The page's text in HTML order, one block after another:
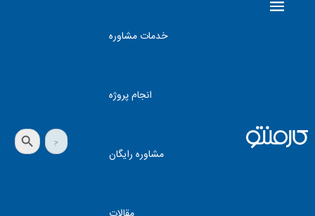
خدمات مشاوره
انجام پروژه
مشاوره رایگان
جستجو
برای:
دکمه جستجو